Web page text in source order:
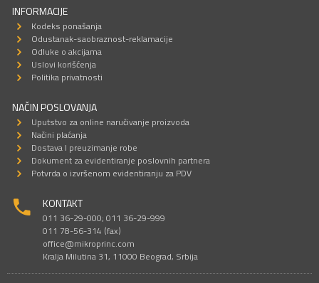
INFORMACIJE
Kodeks ponašanja
Odustanak-saobraznost-reklamacije
Odluke o akcijama
Uslovi korišćenja
Politika privatnosti
NAČIN POSLOVANJA
Uputstvo za online naručivanje proizvoda
Načini plaćanja
Dostava I preuzimanje robe
Dokument za evidentiranje poslovnih partnera
Potvrda o izvršenom evidentiranju za PDV
KONTAKT
011 36-29-000; 011 36-29-999
011 78-56-314 (fax)
office@mikroprinc.com
Kralja Milutina 31, 11000 Beograd, Srbija